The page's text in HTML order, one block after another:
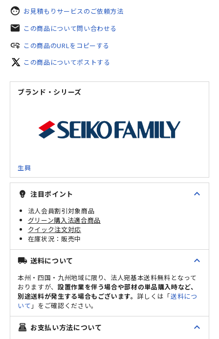
face お見積もりサービスのご依頼方法
mail この商品について問い合わせる
add_link この商品のURLをコピーする
この商品についてポストする
ブランド・シリーズ
生興
emoji_objects 注目ポイント expand_less
法人会員割引対象商品
グリーン購入法適合商品
クイック注文対応
販売中
local_shipping 送料について expand_less
本州・四国・九州地域に限り、法人宛基本送料無料となって
おりますが、 設置作業を伴う場合や部材の単品購入時など、
別途送料が発生する場合もございます。 詳しくは「送料につ
いて 」をご確認ください。
point_of_sale お支払い方法について expand_less